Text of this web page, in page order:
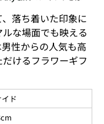
落ち着いた印象に
な場面でも映える
性からの人気も高
けるフラワーギフ
ド